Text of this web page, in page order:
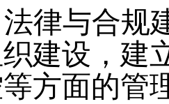
法律与合
建设，建
方面的管